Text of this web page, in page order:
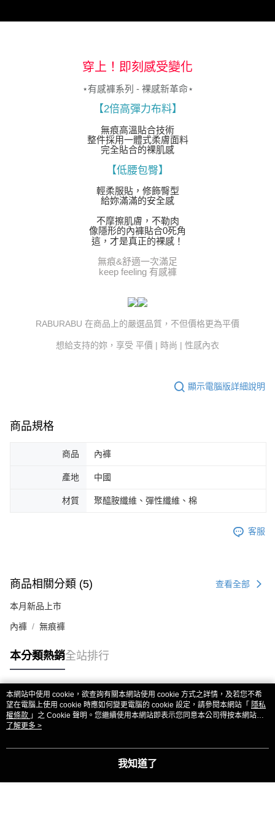
穿上！即刻感受變化
⋆有感褲系列 - 裸感新革命⋆
【2倍高彈力布料】
無痕高溫貼合技術
整件採用一體式柔膚面料
完全貼合的裸肌感
【低腰包臀】
輕柔服貼，修飾臀型
給妳滿滿的安全感
不摩擦肌膚，不勒肉
像隱形的內褲貼合0死角
這，才是真正的裸感！
無痕&舒適一次滿足
keep feeling 有感褲
RABURABU 在商品上的嚴選品質，不但價格更為平價
想給支持的妳，享受 平價 | 時尚 | 性感內衣
顯示電腦版詳細說明
商品規格
商品 內褲
產地 中國
材質 聚醯胺纖維、彈性纖維、棉
客服
商品相關分類 (5) 查看全部
本月新品上市
內褲 無痕褲
本分類熱銷全站排行
熱門標籤
本網站中使用 cookie，欲查詢有關本網站使用 cookie 方式之詳情，及若您不希
望在電腦上使用 cookie 時應如何變更電腦的 cookie 設定，請參閱本網站「 隱私
權條款 」之 Cookie 聲明。您繼續使用本網站即表示您同意本公司得按本網站使
用條款之 Cookie 聲明使用 cookie。
了解更多 >
我知道了